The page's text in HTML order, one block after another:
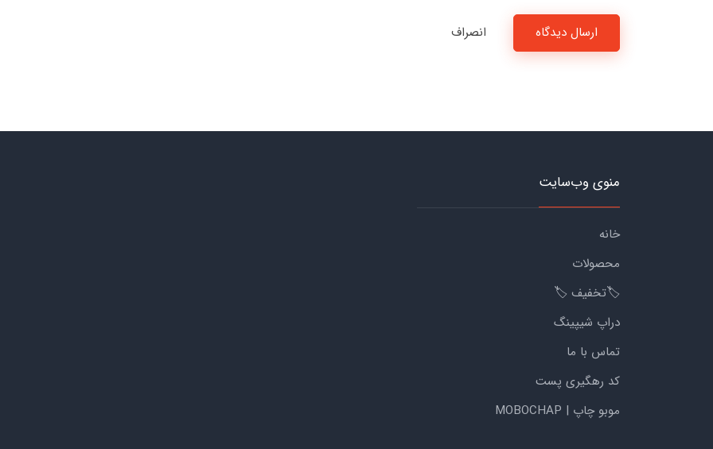
ارسال دیدگاه انصراف
منوی وب‌سایت
خانه
محصولات
🏷️تخفیف 🏷️
دراپ شیپینگ
تماس با ما
کد رهگیری پست
موبو چاپ | MOBOCHAP